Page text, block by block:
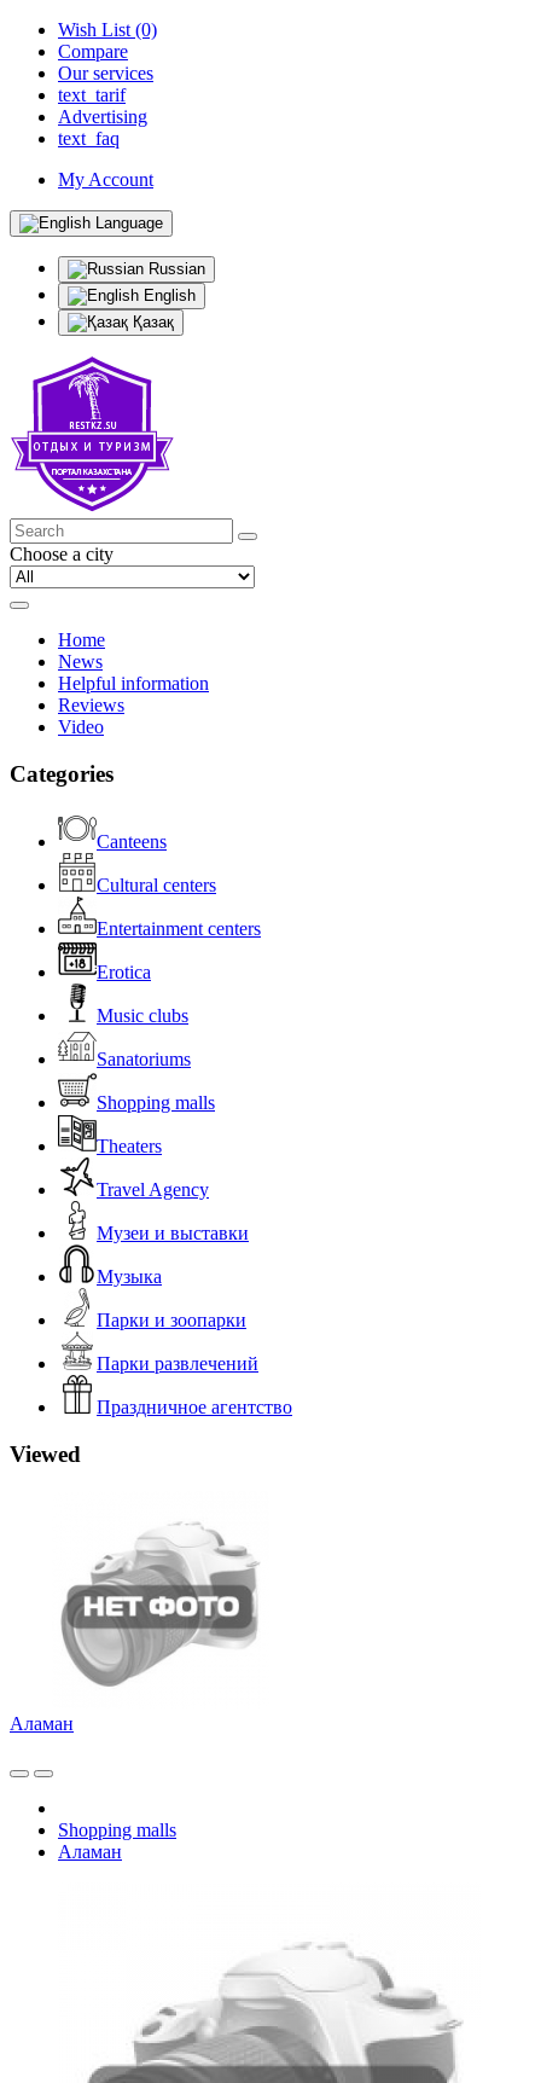
Wish List (0)
Compare
Our services
text_tarif
Advertising
text_faq
My Account
Language
Russian
English
Қазақ
Choose a city
Home
News
Helpful information
Reviews
Video
Categories
Canteens
Cultural centers
Entertainment centers
Erotica
Music clubs
Sanatoriums
Shopping malls
Theaters
Travel Agency
Музеи и выставки
Музыка
Парки и зоопарки
Парки развлечений
Праздничное агентство
Viewed
Аламан
Shopping malls
Аламан